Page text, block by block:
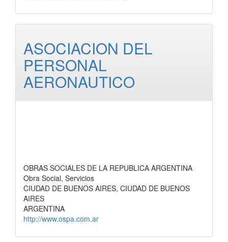
ASOCIACION DEL
PERSONAL
AERONAUTICO
OBRAS SOCIALES DE LA REPUBLICA ARGENTINA
Obra Social, Servicios
CIUDAD DE BUENOS AIRES, CIUDAD DE BUENOS
AIRES
ARGENTINA
http://www.ospa.com.ar